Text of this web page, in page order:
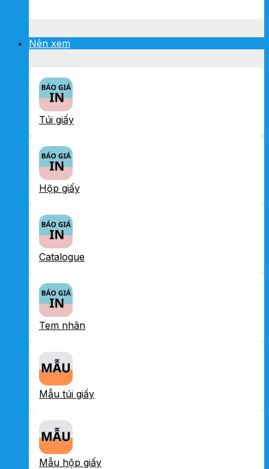
Nên xem
Túi giấy
Hộp giấy
Catalogue
Tem nhãn
Mẫu túi giấy
Mẫu hộp giấy